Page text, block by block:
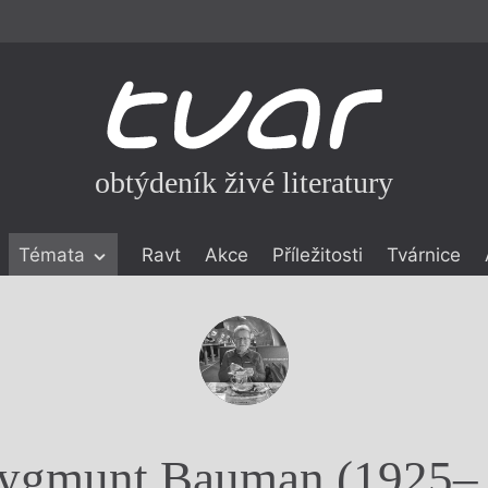
obtýdeník živé literatury
Témata Ravt Akce Příležitosti Tvárnice